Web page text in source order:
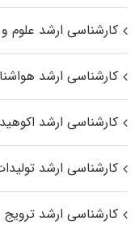
کارشناسی ارشد
کارشناسی ارشد
کارشناسی ارشد
کارشناسی ارشد
کارشناسی ارشد